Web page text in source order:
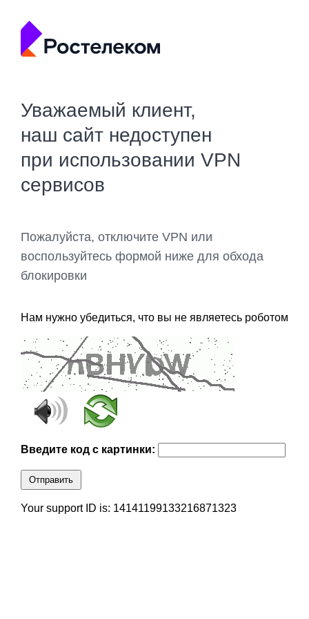
Уважаемый клиент,
наш сайт недоступен
при использовании VPN
сервисов
Пожалуйста, отключите VPN или
воспользуйтесь формой ниже для обхода
блокировки
Нам нужно убедиться, что вы не являетесь роботом
Введите код с картинки:
Отправить
Your support ID is: 14141199133216871323